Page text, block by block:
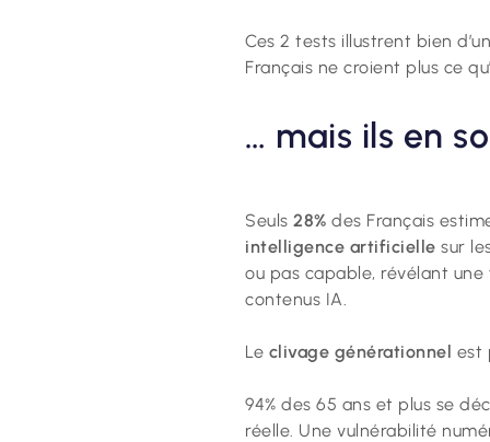
Ces 2 tests illustrent bien
Français ne croient plus ce
… mais ils en
Seuls 28% des Français
intelligence artificielle sur
ou pas capable, révélant une
contenus IA.
Le clivage générationnel est
94% des 65 ans et plus se
réelle. Une vulnérabilité